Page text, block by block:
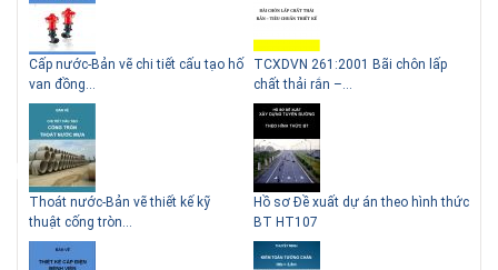
Lý do
Cấp nước-Bản vẽ chi tiết cấu tạo hố
van đồng...
Thoát nước-Bản vẽ thiết kế kỹ
thuật cống tròn...
TCXDVN 261:2001 Bãi chôn lấp
chất thải rắn –...
Hồ sơ Đề xuất dự án theo hình thức
BT HT107